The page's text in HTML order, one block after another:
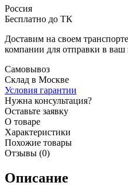
Россия
Бесплатно до ТК
Доставим на своем
компании для отправки в ваш
Самовывоз
Склад в Москве
Условия гарантии
Нужна консультация?
Оставьте заявку
О товаре
Характеристики
Похожие товары
Отзывы (0)
Описание